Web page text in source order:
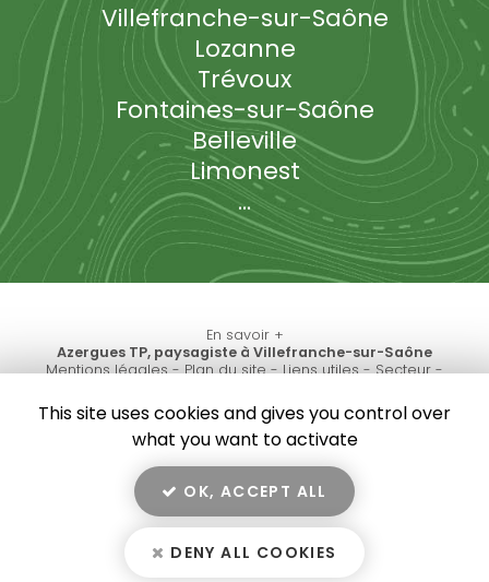
Villefranche-sur-Saône
Lozanne
Trévoux
Fontaines-sur-Saône
Belleville
Limonest
...
En savoir +
Fermer
Notre savoir-faire : Paysagiste à Villefranche-sur-
Saône
Aménagement extérieur et cours en enrobée proche de
Lozanne
Azergues TP, paysagiste à Villefranche-sur-Saône
Mentions légales-Plan du site-Liens utiles-Secteur-
Création et référencement de site Internet
Demande de Devis
10/10
3 avis
This site uses cookies and gives you control over
what you want to activate
OK, ACCEPT ALL
DENY ALL COOKIES